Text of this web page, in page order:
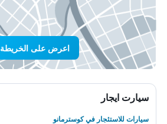
اعرض على الخريطة
سيارت ايجار
سيارات للاستئجار في كوسترمانو